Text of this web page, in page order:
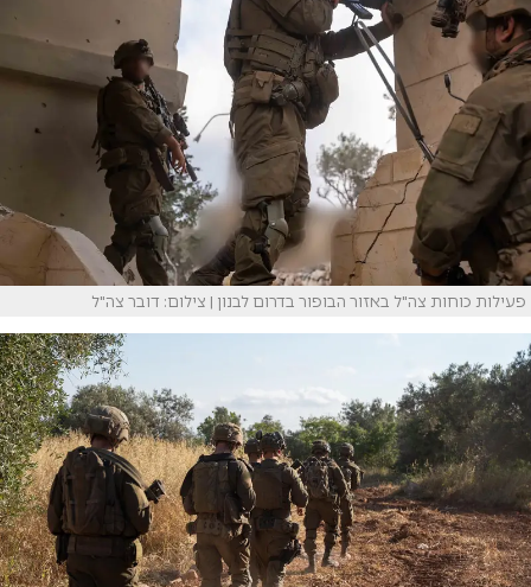
פעילות כוחות צה"ל באזור הבופור בדרום לבנון | צילום: דובר צה"ל